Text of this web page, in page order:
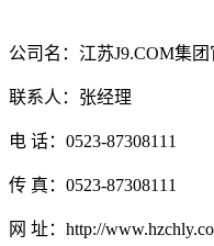
公司名：江苏J9.COM集
联系人：张经理
电 话：0523-87308111
传 真：0523-87308111
网 址：http://